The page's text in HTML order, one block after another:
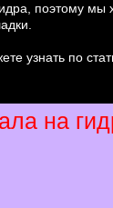
поэтому
узнать по
на